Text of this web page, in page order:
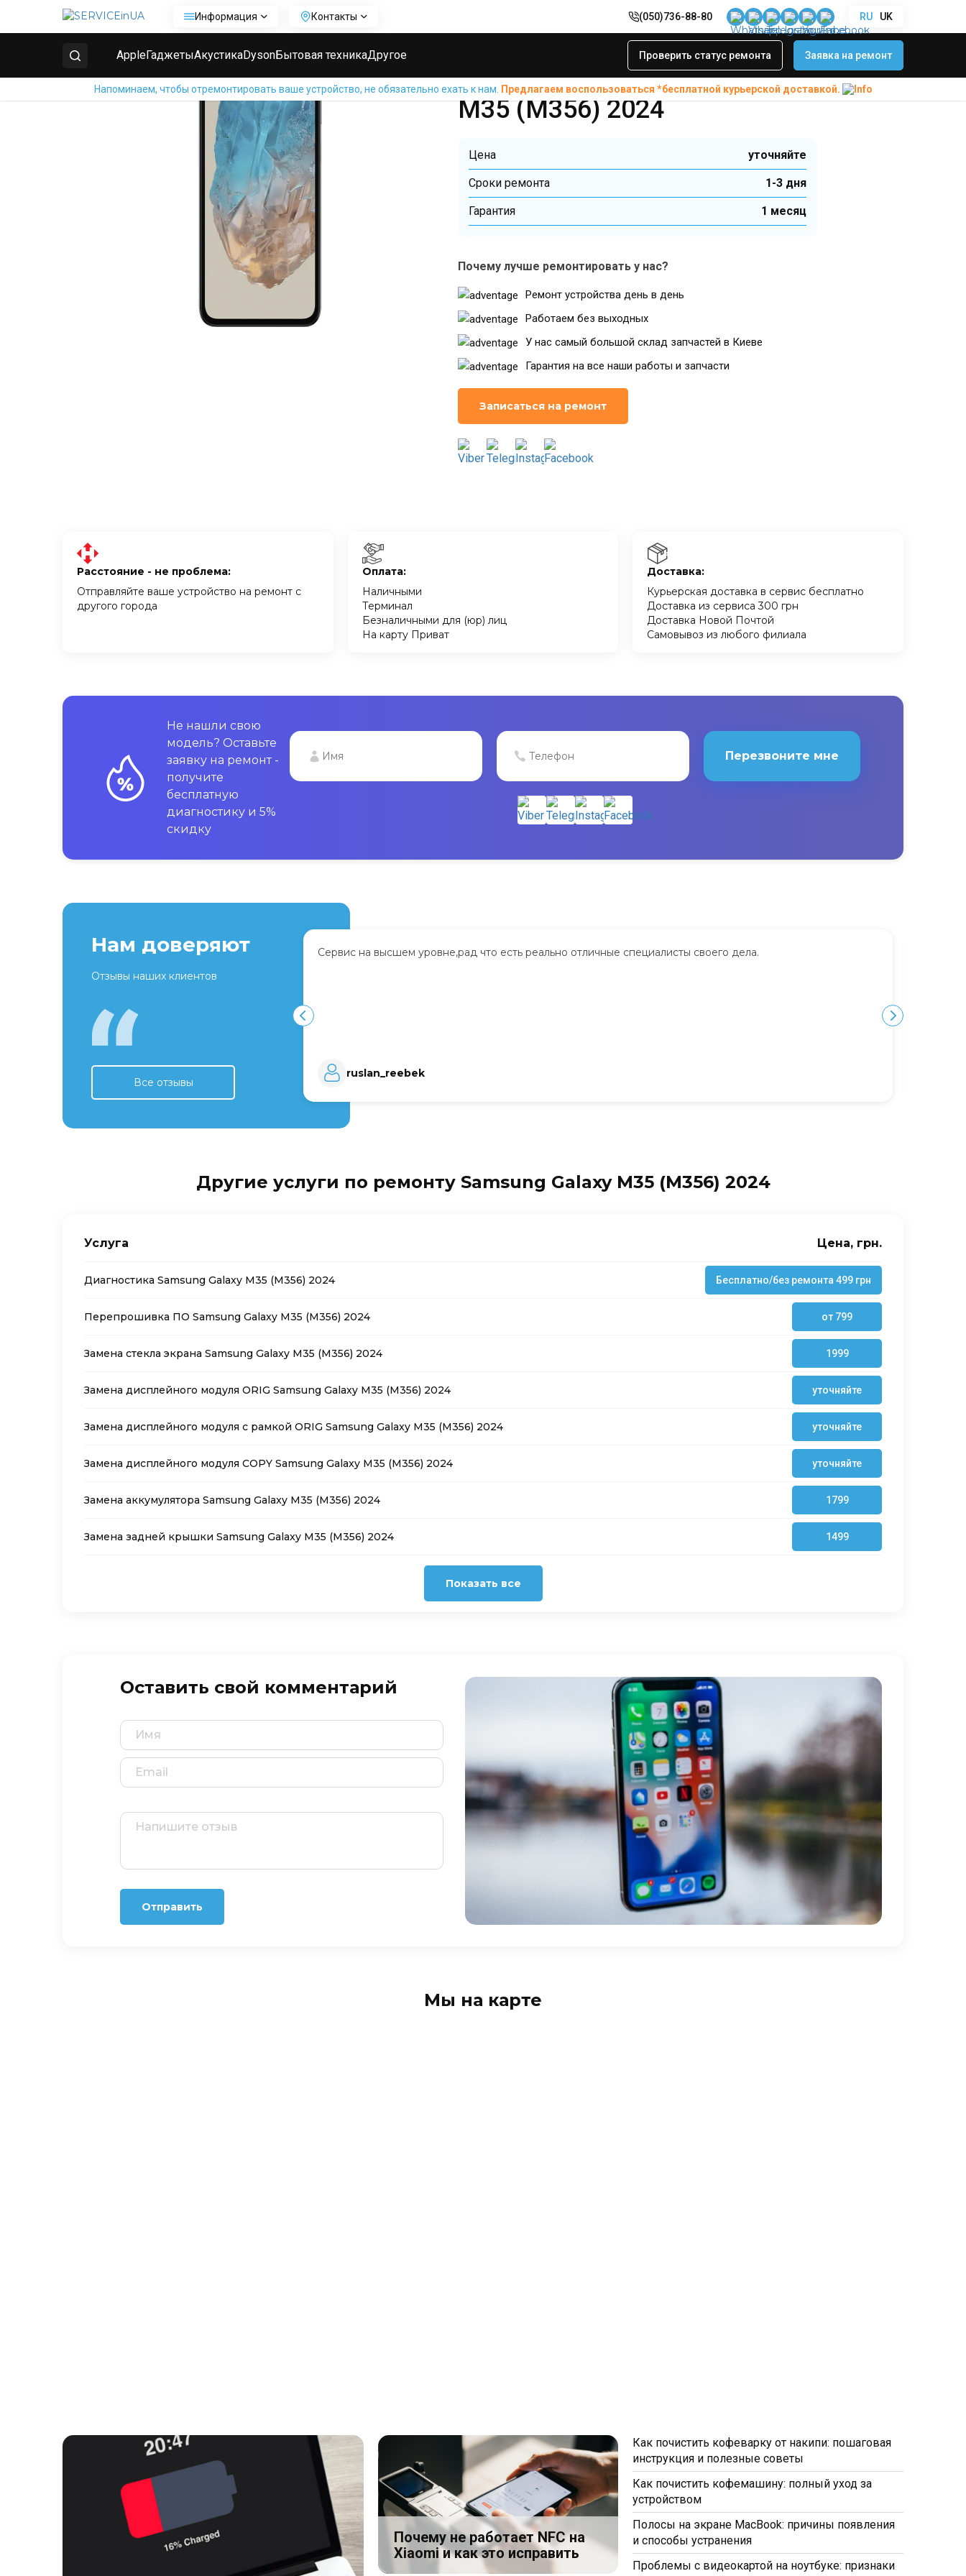
Информация Контакты (050)736-88-80 RU UK
AppleГаджетыАкустикаDysonБытовая техникаДругое Проверить статус ремонта Заявка на ремонт
Напоминаем, чтобы отремонтировать ваше устройство, не обязательно ехать к нам. Предлагаем воспользоваться *бесплатной курьерской доставкой.
Главная Ремонт телефонов Samsung Ремонт Samsung Galaxy M35 (M356) 2024 Замена дисплейного модуля с рамкой ORIG Samsung Galaxy M35 (M356) 2024
Замена дисплейного модуля с
рамкой ORIG Samsung Galaxy
M35 (M356) 2024
Цена уточняйте
Cроки ремонта 1-3 дня
Гарантия 1 месяц
Почему лучше ремонтировать у нас?
Ремонт устройства день в день
Работаем без выходных
У нас самый большой склад запчастей в Киеве
Гарантия на все наши работы и запчасти
Записаться на ремонт
Расстояние - не проблема:
Отправляйте ваше устройство на ремонт с
другого города
Оплата:
Наличными
Терминал
Безналичными для (юр) лиц
На карту Приват
Доставка:
Курьерская доставка в сервис бесплатно
Доставка из сервиса 300 грн
Доставка Новой Почтой
Самовывоз из любого филиала
Не нашли свою
модель? Оставьте
заявку на ремонт -
получите
бесплатную
диагностику и 5%
скидку
Перезвоните мне
Нам доверяют
Отзывы наших клиентов
Все отзывы
Сервис на высшем уровне,рад что есть реально отличные специалисты своего дела.
ruslan_reebek
Другие услуги по ремонту Samsung Galaxy M35 (M356) 2024
Услуга Цена, грн.
Диагностика Samsung Galaxy M35 (M356) 2024 Бесплатно/без ремонта 499 грн
Перепрошивка ПО Samsung Galaxy M35 (M356) 2024 от 799
Замена стекла экрана Samsung Galaxy M35 (M356) 2024 1999
Замена дисплейного модуля ORIG Samsung Galaxy M35 (M356) 2024 уточняйте
Замена дисплейного модуля с рамкой ORIG Samsung Galaxy M35 (M356) 2024 уточняйте
Замена дисплейного модуля COPY Samsung Galaxy M35 (M356) 2024 уточняйте
Замена аккумулятора Samsung Galaxy M35 (M356) 2024 1799
Замена задней крышки Samsung Galaxy M35 (M356) 2024 1499
Показать все
Оставить свой комментарий
Отправить
Мы на карте
Почему не работает NFC на
Xiaomi и как это исправить
Как почистить кофеварку от накипи: пошаговая
инструкция и полезные советы
Как почистить кофемашину: полный уход за
устройством
Полосы на экране MacBook: причины появления
и способы устранения
Проблемы с видеокартой на ноутбуке: признаки